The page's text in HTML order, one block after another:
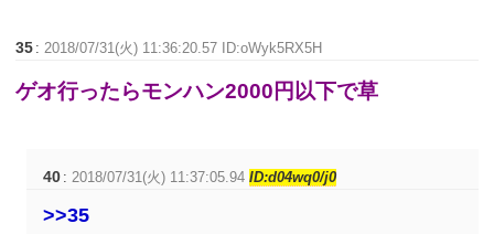
35 :2018/07/31(火) 11:36:20.57 ID:oWyk5RX5H
ゲオ行ったらモンハン2000円以下で草
40 :2018/07/31(火) 11:37:05.94ID:d04wq0/j0
>>35